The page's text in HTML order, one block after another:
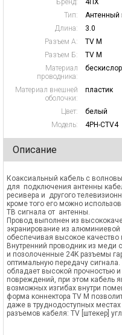
Бренд:
4ПХ
Тип:
Антенный
Длина:
3.0
Разъем А:
TV M
Разъем Б:
TV M
Материал
проводника:
Материал внешней
оболочки:
пластик
Цвет:
белый
Модель:
4PH-CTV4
Описание
Коаксиальный кабель с
для подключения антенны
ресивера и другого
кроме того его можно
ТВ сигнала от антенны.
Провод выполнен из
экранирование из
обеспечивая высокое
Внутренний проводник из меди
и позолоченные 24K разъемы
оптимальную передачу
обладает высокой прочностью
повреждений, при этом кабель
возможных изгибах внутри
форма коннектора TV M
даже в труднодоступных
разъемов кабеля: TV [штекер]